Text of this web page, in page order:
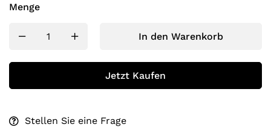
Menge
In den Warenkorb
Jetzt Kaufen
Stellen Sie eine Frage